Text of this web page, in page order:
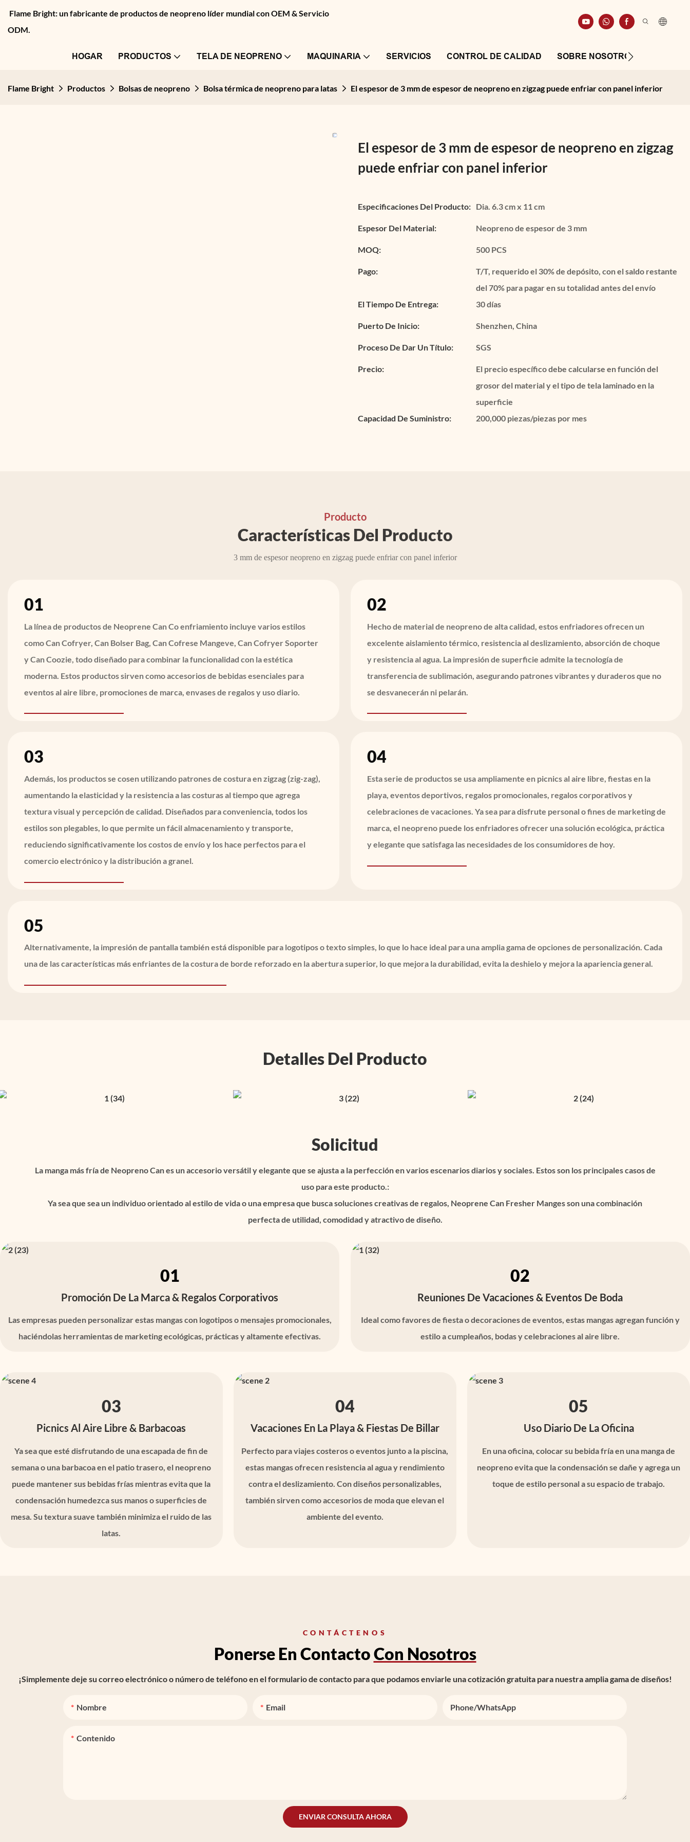
Flame Bright: un fabricante de productos de neopreno líder mundial con OEM & Servicio
ODM.
HOGAR PRODUCTOS TELA DE NEOPRENO MAQUINARIA SERVICIOS CONTROL DE CALIDAD SOBRE NOSOTROS
Flame Bright Productos Bolsas de neopreno Bolsa térmica de neopreno para latas El espesor de 3 mm de espesor de neopreno en zigzag puede enfriar con panel inferior
El espesor de 3 mm de espesor de neopreno en zigzag
puede enfriar con panel inferior
Especificaciones Del Producto: Dia. 6.3 cm x 11 cm
Espesor Del Material: Neopreno de espesor de 3 mm
MOQ: 500 PCS
Pago:
T/T, requerido el 30% de depósito, con el saldo restante
del 70% para pagar en su totalidad antes del envío
El Tiempo De Entrega:
30 días
Puerto De Inicio: Shenzhen, China
Proceso De Dar Un Título: SGS
Precio:
El precio específico debe calcularse en función del
grosor del material y el tipo de tela laminado en la
superficie
Capacidad De Suministro:
200,000 piezas/piezas por mes
Producto
Características Del Producto
3 mm de espesor neopreno en zigzag puede enfriar con panel inferior
01
La línea de productos de Neoprene Can Co enfriamiento incluye varios estilos
como Can Cofryer, Can Bolser Bag, Can Cofrese Mangeve, Can Cofryer Soporter
y Can Coozie, todo diseñado para combinar la funcionalidad con la estética
moderna. Estos productos sirven como accesorios de bebidas esenciales para
eventos al aire libre, promociones de marca, envases de regalos y uso diario.
02
Hecho de material de neopreno de alta calidad, estos enfriadores ofrecen un
excelente aislamiento térmico, resistencia al deslizamiento, absorción de choque
y resistencia al agua. La impresión de superficie admite la tecnología de
transferencia de sublimación, asegurando patrones vibrantes y duraderos que no
se desvanecerán ni pelarán.
03
Además, los productos se cosen utilizando patrones de costura en zigzag (zig-zag),
aumentando la elasticidad y la resistencia a las costuras al tiempo que agrega
textura visual y percepción de calidad. Diseñados para conveniencia, todos los
estilos son plegables, lo que permite un fácil almacenamiento y transporte,
reduciendo significativamente los costos de envío y los hace perfectos para el
comercio electrónico y la distribución a granel.
04
Esta serie de productos se usa ampliamente en picnics al aire libre, fiestas en la
playa, eventos deportivos, regalos promocionales, regalos corporativos y
celebraciones de vacaciones. Ya sea para disfrute personal o fines de marketing de
marca, el neopreno puede los enfriadores ofrecer una solución ecológica, práctica
y elegante que satisfaga las necesidades de los consumidores de hoy.
05
Alternativamente, la impresión de pantalla también está disponible para logotipos o texto simples, lo que lo hace ideal para una amplia gama de opciones de personalización. Cada
una de las características más enfriantes de la costura de borde reforzado en la abertura superior, lo que mejora la durabilidad, evita la deshielo y mejora la apariencia general.
Detalles Del Producto
Solicitud
La manga más fría de Neopreno Can es un accesorio versátil y elegante que se ajusta a la perfección en varios escenarios diarios y sociales. Estos son los principales casos de
uso para este producto.:
Ya sea que sea un individuo orientado al estilo de vida o una empresa que busca soluciones creativas de regalos, Neoprene Can Fresher Manges son una combinación
perfecta de utilidad, comodidad y atractivo de diseño.
01
Promoción De La Marca & Regalos Corporativos
Las empresas pueden personalizar estas mangas con logotipos o mensajes promocionales,
haciéndolas herramientas de marketing ecológicas, prácticas y altamente efectivas.
02
Reuniones De Vacaciones & Eventos De Boda
Ideal como favores de fiesta o decoraciones de eventos, estas mangas agregan función y
estilo a cumpleaños, bodas y celebraciones al aire libre.
03
Picnics Al Aire Libre & Barbacoas
Ya sea que esté disfrutando de una escapada de fin de
semana o una barbacoa en el patio trasero, el neopreno
puede mantener sus bebidas frías mientras evita que la
condensación humedezca sus manos o superficies de
mesa. Su textura suave también minimiza el ruido de las
latas.
04
Vacaciones En La Playa & Fiestas De Billar
Perfecto para viajes costeros o eventos junto a la piscina,
estas mangas ofrecen resistencia al agua y rendimiento
contra el deslizamiento. Con diseños personalizables,
también sirven como accesorios de moda que elevan el
ambiente del evento.
05
Uso Diario De La Oficina
En una oficina, colocar su bebida fría en una manga de
neopreno evita que la condensación se dañe y agrega un
toque de estilo personal a su espacio de trabajo.
CONTÁCTENOS
Ponerse En ContactoCon Nosotros
¡Simplemente deje su correo electrónico o número de teléfono en el formulario de contacto para que podamos enviarle una cotización gratuita para nuestra amplia gama de diseños!
Nombre Email Phone/whatsApp
Contenido
ENVIAR CONSULTA AHORA